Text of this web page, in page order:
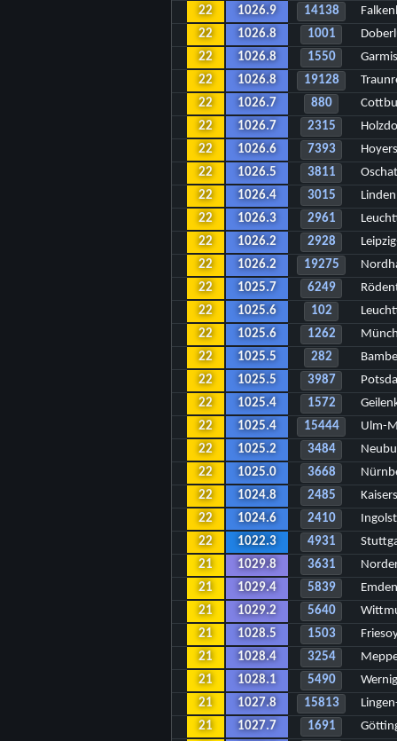
22 1026.9 14138
22
1026.8 1001
22
1026.8 1550
22
1026.8 19128
22
1026.7 880
22
1026.7 2315
22
1026.6 7393
22
1026.5 3811
22
1026.4 3015
22
1026.3 2961
22
1026.2 2928
22
1026.2 19275
22
1025.7 6249
22
1025.6 102
22
1025.6 1262
22
1025.5 282
22
1025.5 3987
22
1025.4 1572
22
1025.4 15444
Ulm-
22
1025.2 3484
22
1025.0 3668
22
1024.8 2485
22
1024.6 2410
22
1022.3 4931
21
1029.8 3631
21
1029.4 5839
21
1029.2 5640
21
1028.5 1503
21
1028.4 3254
21
1028.1 5490
21
1027.8 15813
21
1027.7 1691